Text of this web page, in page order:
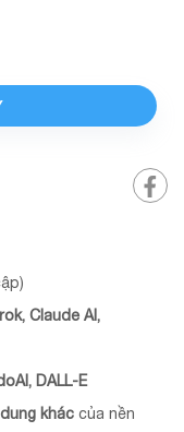
Claude AI,
DALL-E
khác của nền